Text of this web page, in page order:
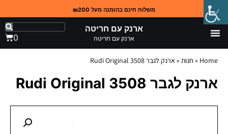
משלוח חינם בהזמנה מעל ₪200
ארנק עם חריטה
ארנק עם חריטה 0
Home
» חנות » ארנק לגבר 3508 Rudi Original
ארנק לגבר 3508 Rudi Original